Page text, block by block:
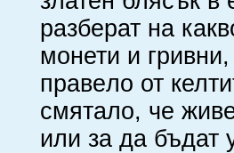
разберат на
монети и
правeло от
смятало, че
или за да бъдат